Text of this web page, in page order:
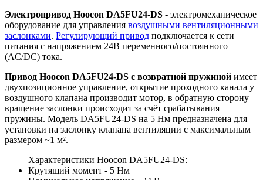
Электропривод Hoocon DA5FU24-DS - электромеханическое
оборудование для управления воздушными вентиляционными
заслонками. Регулирующий привод подключается к сети
питания с напряжением 24В переменного/постоянного
(AC/DC) тока.
Привод Hoocon DA5FU24-DS с возвратной пружиной имеет
двухпозиционное управление, открытие проходного канала у
воздушного клапана производит мотор, в обратную сторону
вращение заслонки происходит за счёт срабатывания
пружины. Модель DA5FU24-DS на 5 Нм предназначена для
установки на заслонку клапана вентиляции с максимальным
размером ~1 м².
Характеристики Hoocon DA5FU24-DS:
Крутящий момент - 5 Нм